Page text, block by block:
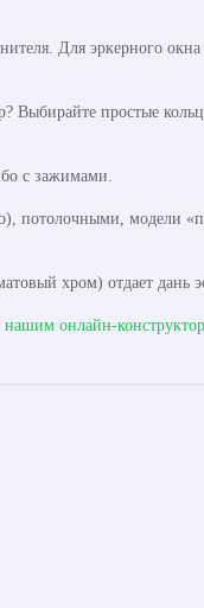
Для эркерного окна
Выбирайте простые
с зажимами.
потолочными, модели
хром) отдает дань
нашим онлайн-